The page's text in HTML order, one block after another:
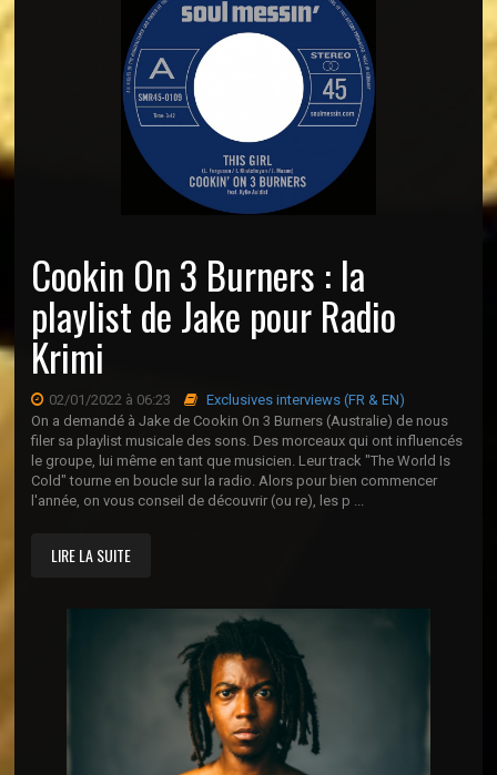
Cookin On 3 Burners : la
playlist de Jake pour Radio
Krimi
02/01/2022 à 06:23
Exclusives interviews (FR & EN)
On a demandé à Jake de Cookin On 3 Burners (Australie) de nous
filer sa playlist musicale des sons. Des morceaux qui ont influencés
le groupe, lui même en tant que musicien. Leur track "The World Is
Cold" tourne en boucle sur la radio. Alors pour bien commencer
l'année, on vous conseil de découvrir (ou re), les p ...
LIRE LA SUITE